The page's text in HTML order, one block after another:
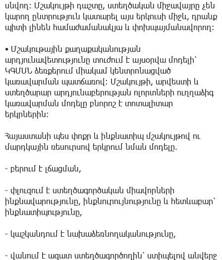
սնվող։ Մշակույթի դաշտը, ստեղծական միջավայրը չեն
կարող ընտրություն կատարել այս երկուսի միջև, դրանք
պիտի լինեն համաժամանակյա և փոխպայմանավորող։
• Մշակութային քաղաքականության
արդյունավետությունը տուժում է այսօրվա մոդելի՝
ԿԳՄՍՆ ձեռքերում միակամ կենտրոնացված
կառավարման պատճառով։ Մշակույթի, արվեստի և
ստեղծարար արդյունաբերության ոլորտների ուղղաձիգ
կառավարման մոդելը բնորոշ է տոտալիտար
երկրներին։
Հայաստանի պես փոքր և ինքնատիպ մշակույթով ու
մարդկային ռեսուրսով երկրում նման մոդելը.
- բերում է լճացման,
- փլուզում է ստեղծագործական միավորների
ինքնավարությունը, ինքնուրույնությունը և հետևաբար՝
ինքնատիպությունը,
- կաշկանդում է նախաձեռնողականությունը,
- վանում է ազատ ստեղծագործողին՝ ստիպելով անվերջ